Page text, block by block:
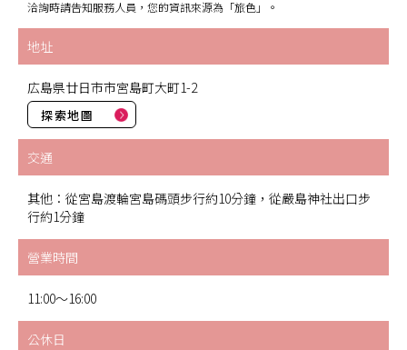
洽詢時請告知服務人員，您的資訊來源為「旅色」。
地址
広島県廿日市市宮島町大町1-2
探索地圖
交通
其他：從宮島渡輪宮島碼頭步行約10分鐘，從嚴島神社出口步
行約1分鐘
營業時間
11:00～16:00
公休日